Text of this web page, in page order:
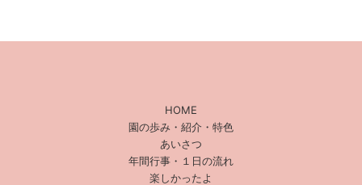
HOME
園の歩み・紹介・特色
あいさつ
年間行事・１日の流れ
楽しかったよ